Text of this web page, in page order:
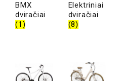
BMX
dviračiai
(1)
Elektriniai
dviračiai
(8)